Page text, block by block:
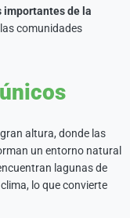
importantes de la
comunidades
altura, donde las
un entorno natural
lagunas de
lo que convierte